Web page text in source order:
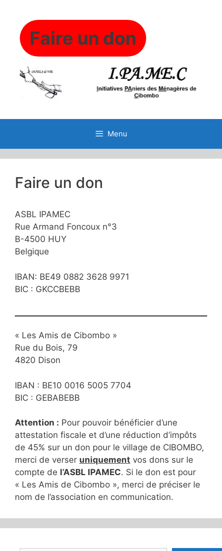
contenuFaire un don
Menu
Faire un don
ASBL IPAMEC
Rue Armand Foncoux n°3
B-4500 HUY
Belgique
IBAN: BE49 0882 3628 9971
BIC : GKCCBEBB
« Les Amis de Cibombo »
Rue du Bois, 79
4820 Dison
IBAN : BE10 0016 5005 7704
BIC : GEBABEBB
Attention : Pour pouvoir bénéficier d’une
attestation fiscale et d’une réduction d’impôts
de 45% sur un don pour le village de CIBOMBO,
merci de verser uniquement vos dons sur le
compte de l’ASBL IPAMEC. Si le don est pour
« Les Amis de Cibombo », merci de préciser le
nom de l’association en communication.